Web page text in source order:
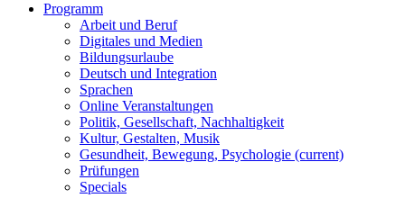
Programm
Arbeit und Beruf
Digitales und Medien
Bildungsurlaube
Deutsch und Integration
Sprachen
Online Veranstaltungen
Politik, Gesellschaft, Nachhaltigkeit
Kultur, Gestalten, Musik
Gesundheit, Bewegung, Psychologie (current)
Prüfungen
Specials